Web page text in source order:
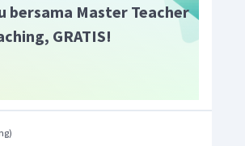
bersama Master Teacher
GRATIS!
)